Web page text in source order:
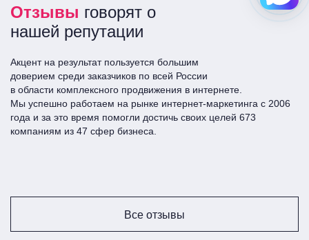
Отзывы говорят о
нашей репутации
Акцент на результат пользуется большим
доверием среди заказчиков по всей Росcии
в области комплексного продвижения в интернете.
Мы успешно работаем на рынке интернет-маркетинга с 2006
года и за это время помогли достичь своих целей 673
компаниям из 47 сфер бизнеса.
Все отзывы